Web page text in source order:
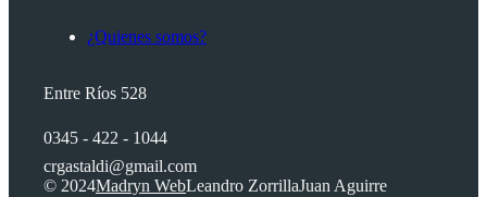
¿Quienes somos?
Entre Ríos 528
0345 - 422 - 1044
crgastaldi@gmail.com
© 2024Madryn WebLeandro ZorrillaJuan Aguirre